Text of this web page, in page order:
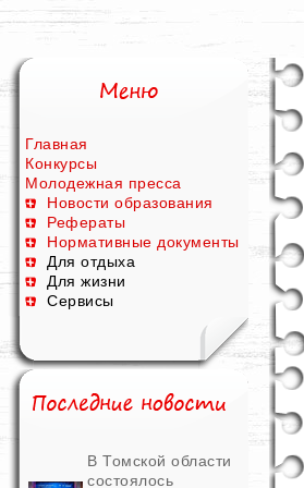
Главная
Конкурсы
Молодежная пресса
Новости образования
Рефераты
Нормативные документы
Для отдыха
Для жизни
Сервисы
В Томской области
состоялось